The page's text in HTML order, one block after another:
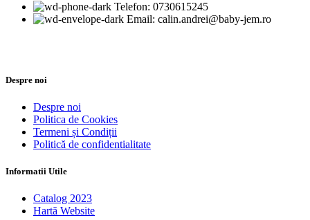
Telefon: 0730615245
Email: calin.andrei@baby-jem.ro
Despre noi
Despre noi
Politica de Cookies
Termeni și Condiții
Politică de confidentialitate
Informatii Utile
Catalog 2023
Hartă Website